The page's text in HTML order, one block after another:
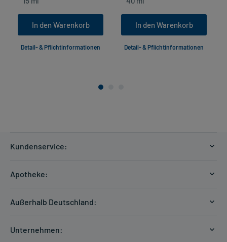
In den Warenkorb
Detail- & Pflichtinformationen
In den Warenkorb
Detail- & Pflichtinformationen
Kundenservice:
Hilfe
Apotheke:
Außerhalb Deutschland:
Unternehmen: